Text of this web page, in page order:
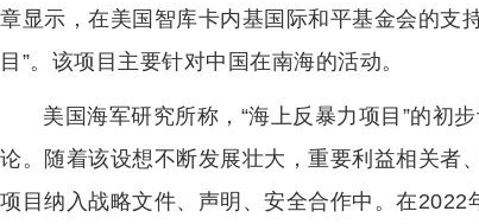
章显示，在美国智库卡内基国际和平基金会的支
目”。该项目主要针对中国在南海的活动。
美国海军研究所称，“海上反暴力项目”的初
论。随着该设想不断发展壮大，重要利益相关者
项目纳入战略文件、声明、安全合作中。在2022